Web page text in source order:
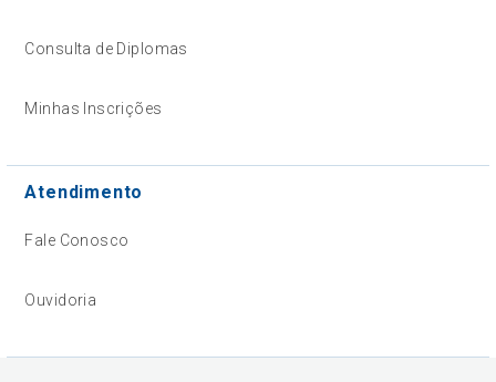
Consulta de Diplomas
Minhas Inscrições
Atendimento
Fale Conosco
Ouvidoria